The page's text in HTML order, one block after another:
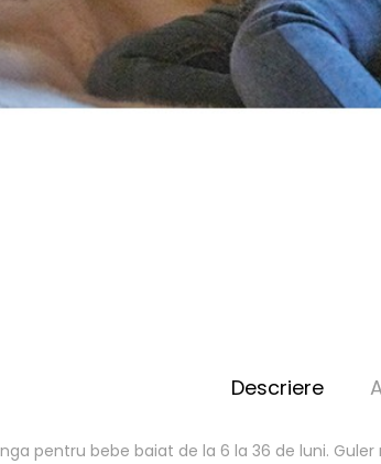
Descriere
pentru bebe baiat de la 6 la 36 de luni.